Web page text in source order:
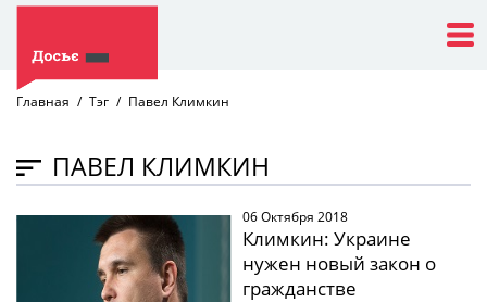
Главная Тэг Павел Климкин
ПАВЕЛ КЛИМКИН
06 Октября 2018
Климкин: Украине
нужен новый закон о
гражданстве